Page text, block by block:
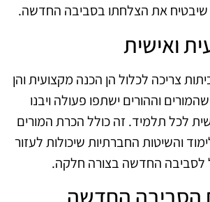
שיבטיח את הצלחתו בסביבה החדשה.
ואישית
צריכה לכלול הן הכנה מקצועית והן
וההורים ישתפו פעולה ויבנו
לכל תלמיד. זה כולל הכרת המורים
והשיטות החברתיות שיכולות לעזור
לסביבה החדשה בצורה חלקה.